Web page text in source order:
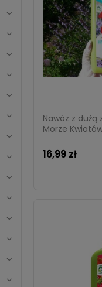
Nawóz z
Morze
16,99 zł